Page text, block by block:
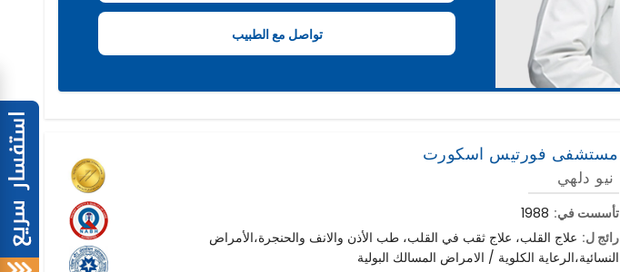
مستشفى فورتيس اسكورت
نيو دلهي
تأسست في: 1988
رائج ل: علاج القلب، علاج ثقب في القلب، طب الأذن والانف والحنجرة،الأمراض
النسائية،الرعاية الكلوية / الامراض المسالك البولية